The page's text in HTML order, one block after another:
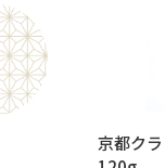
京都ク